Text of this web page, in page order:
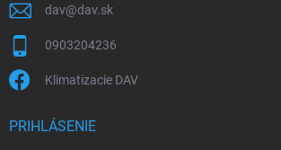
dav@dav.sk
0903204236
Klimatizacie DAV
PRIHLÁSENIE